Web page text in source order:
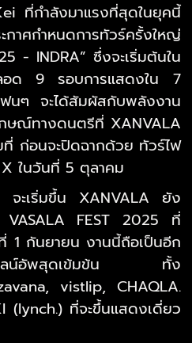
ที่กำลังมาแรงที่สุดในยุคนี้
ำหนดการทัวร์ครั้งใหญ่
- INDRA” ซึ่งจะเริ่มต้นใน
อด 9 รอบการแสดงใน 7
ๆ จะได้สัมผัสกับพลังงาน
ษณ์ทางดนตรีที่ XANVALA
ก่อนจะปิดฉากด้วย ทัวร์ไฟ
ในวันที่ 5 ตุลาคม
จะเริ่มขึ้น XANVALA ยัง
VASALA FEST 2025 ที่
1 กันยายน งานนี้ถือเป็นอีก
ะมีไลน์อัพสุดเข้มข้น ทั้ง
vistlip, CHAQLA.
(lynch.) ที่จะขึ้นแสดงเดี่ยว